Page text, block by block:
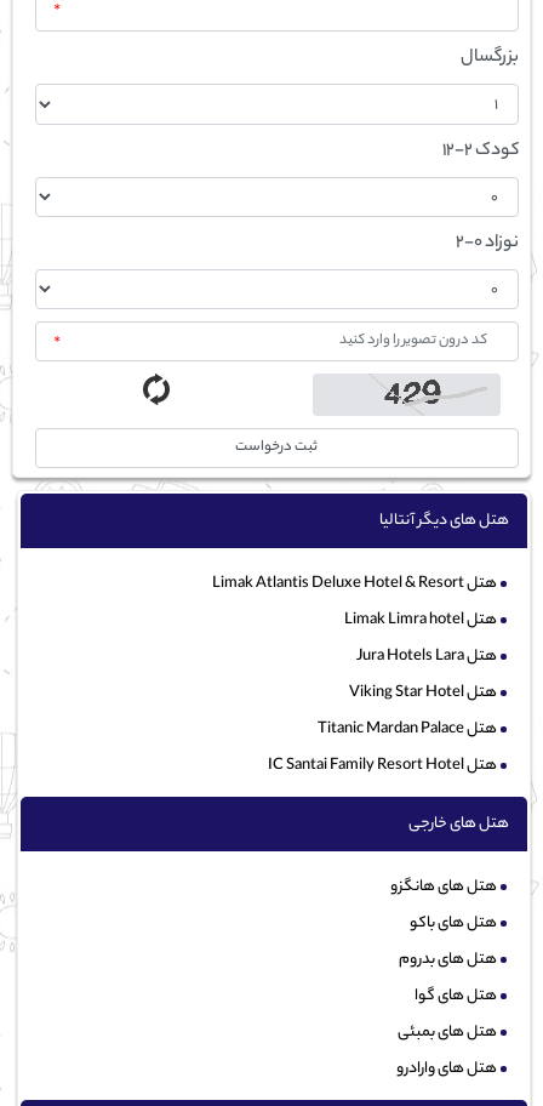
*
بزرگسال
کودک 2-12
نوزاد 0-2
*
ثبت درخواست
هتل های دیگر آنتالیا
هتل Limak Atlantis Deluxe Hotel & Resort
هتل Limak Limra hotel
هتل Jura Hotels Lara
هتل Viking Star Hotel
هتل Titanic Mardan Palace
هتل IC Santai Family Resort Hotel
هتل های خارجی
هتل های هانگزو
هتل های باکو
هتل های بدروم
هتل های گوا
هتل های بمبئی
هتل های وارادرو